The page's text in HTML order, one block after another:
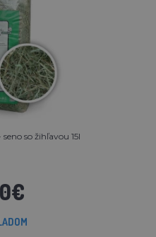
so žihľavou 15l